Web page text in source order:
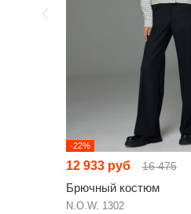
-22%
12 933 руб 16 475
Брючный костюм
N.O.W. 1302